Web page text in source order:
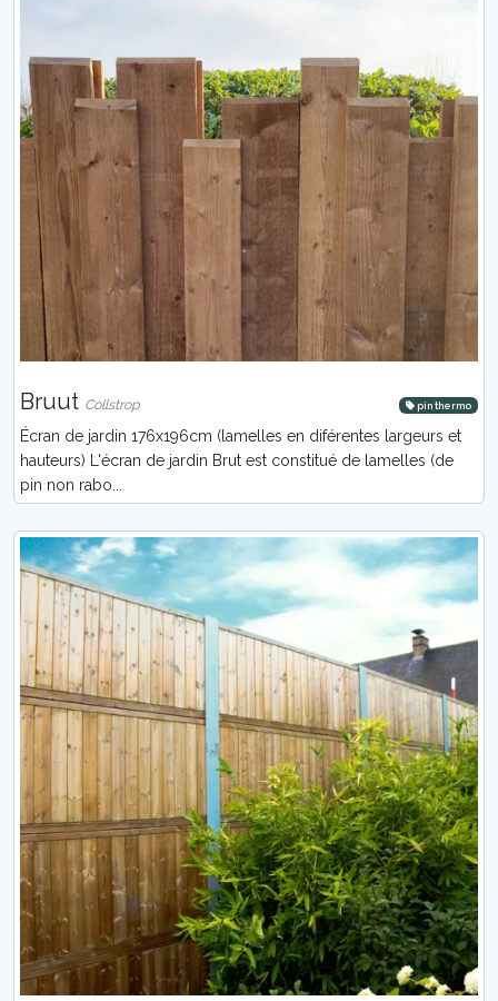
Bruut Collstrop pin thermo
Écran de jardin 176x196cm (lamelles en diférentes largeurs et
hauteurs) L'écran de jardin Brut est constitué de lamelles (de
pin non rabo...